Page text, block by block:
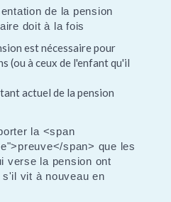
de la pension
doit à la fois
est nécessaire pour
(ou à ceux de l'enfant qu'il
actuel de la pension
la <span
span> que les
verse la pension ont
vit à nouveau en